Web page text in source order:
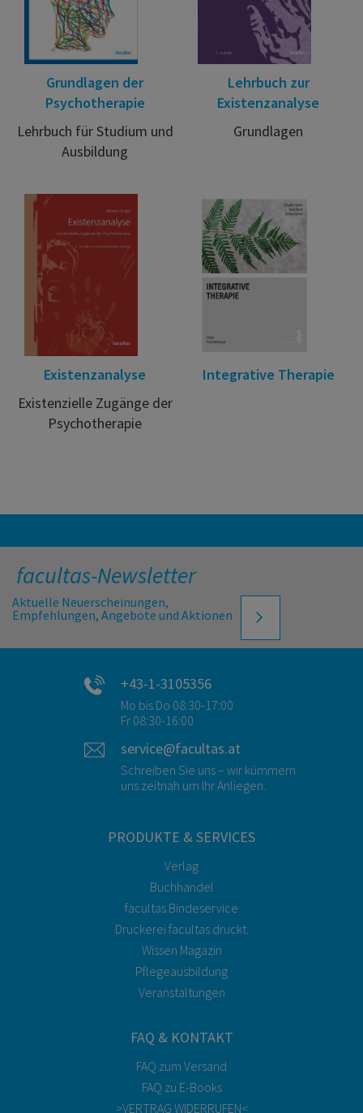
Grundlagen der
Psychotherapie
Lehrbuch für Studium und
Ausbildung
Lehrbuch zur
Existenzanalyse
Grundlagen
Existenzanalyse
Existenzielle Zugänge der
Psychotherapie
Integrative Therapie
facultas-Newsletter
Aktuelle Neuerscheinungen,
Empfehlungen, Angebote und Aktionen
+43-1-3105356
Mo bis Do 08:30-17:00
Fr 08:30-16:00
service@facultas.at
Schreiben Sie uns – wir kümmern
uns zeitnah um Ihr Anliegen.
PRODUKTE & SERVICES
Verlag
Buchhandel
facultas Bindeservice
Druckerei facultas druckt.
Wissen Magazin
Pflegeausbildung
Veranstaltungen
FAQ & KONTAKT
FAQ zum Versand
FAQ zu E-Books
>VERTRAG WIDERRUFEN<